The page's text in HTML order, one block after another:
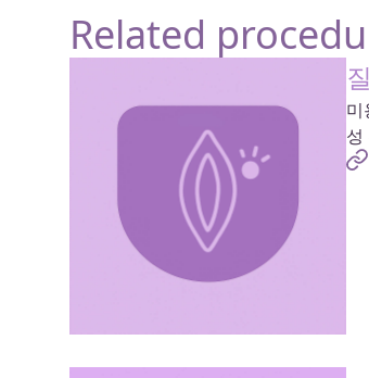
Related
미
성